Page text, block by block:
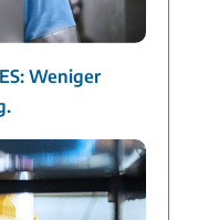
Weniger